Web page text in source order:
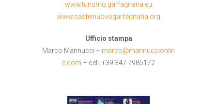
www.turismo.garfagnana.eu
www.castelnuovogarfagnana.org
Ufficio stampa
Marco Mannucci – marco@mannuccionlin
e.com – cell. +39 347 7985172